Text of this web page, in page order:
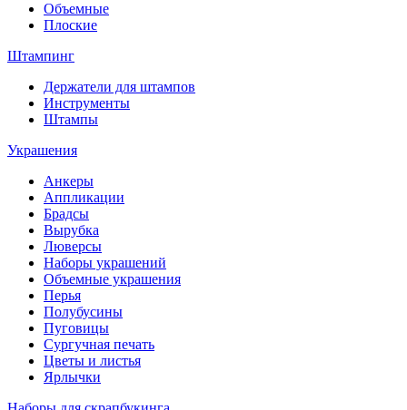
Объемные
Плоские
Штампинг
Держатели для штампов
Инструменты
Штампы
Украшения
Анкеры
Аппликации
Брадсы
Вырубка
Люверсы
Наборы украшений
Объемные украшения
Перья
Полубусины
Пуговицы
Сургучная печать
Цветы и листья
Ярлычки